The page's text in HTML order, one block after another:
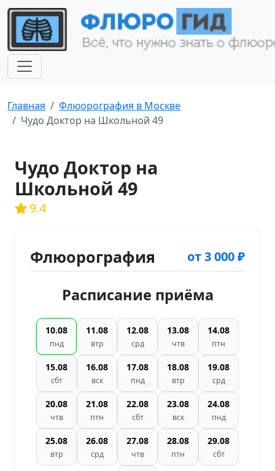
Главная
Флюорография в Москве
Чудо Доктор на Школьной 49
Чудо Доктор на
Школьной 49
9.4
Флюорография от 3 000 ₽
Расписание приёма
10.08
пнд
11.08
втр
12.08
срд
13.08
чтв
14.08
птн
15.08
сбт
16.08
вск
17.08
пнд
18.08
втр
19.08
срд
20.08
чтв
21.08
птн
22.08
сбт
23.08
вск
24.08
пнд
25.08
втр
26.08
срд
27.08
чтв
28.08
птн
29.08
сбт